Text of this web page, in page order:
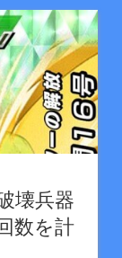
壊兵器
数を計